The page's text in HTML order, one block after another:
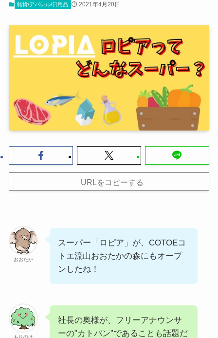
雑貨/アパレル/日用品 2021年4月20日
URLをコピーする
おおたか
スーパー「ロピア」が、COTOEコ
トエ流山おおたかの森にもオープ
ンしたね！
もりのは
社長の奥様が、フリーアナウンサ
ーの”カトパン”であることも話題だ